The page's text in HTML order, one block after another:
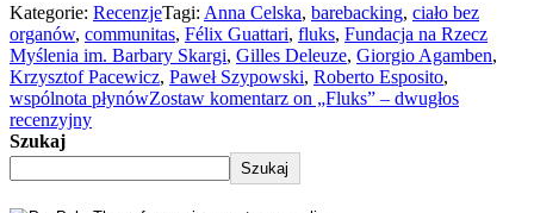
Kategorie: RecenzjeTagi: Anna Celska, barebacking, ciało bez
organów, communitas, Félix Guattari, fluks, Fundacja na Rzecz
Myślenia im. Barbary Skargi, Gilles Deleuze, Giorgio Agamben,
Krzysztof Pacewicz, Paweł Szypowski, Roberto Esposito,
wspólnota płynówZostaw komentarz on „Fluks” – dwugłos
recenzyjny
Szukaj
Szukaj